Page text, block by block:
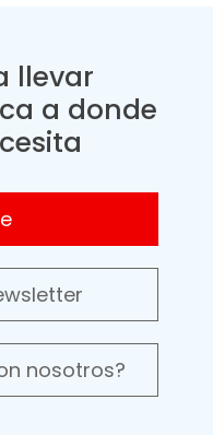
llevar
a donde
nosotros?